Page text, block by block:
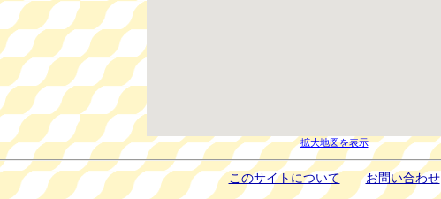
拡大地図を表示
このサイトについて お問い合わせ